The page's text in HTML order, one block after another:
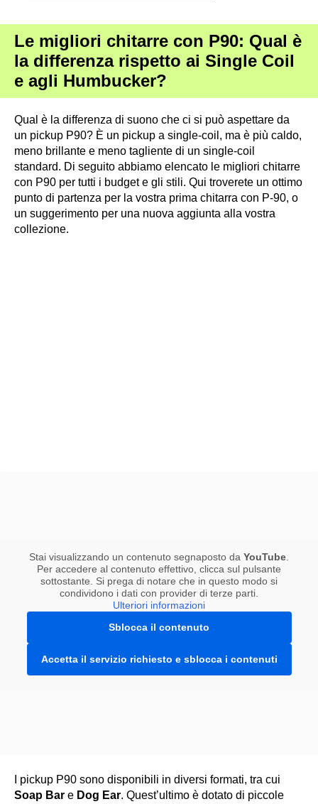
Le migliori chitarre con P90: Qual è
la differenza rispetto ai Single Coil
e agli Humbucker?
Qual è la differenza di suono che ci si può aspettare da
un pickup P90? È un pickup a single-coil, ma è più caldo,
meno brillante e meno tagliente di un single-coil
standard. Di seguito abbiamo elencato le migliori chitarre
con P90 per tutti i budget e gli stili. Qui troverete un ottimo
punto di partenza per la vostra prima chitarra con P-90, o
un suggerimento per una nuova aggiunta alla vostra
collezione.
Stai visualizzando un contenuto segnaposto da YouTube
Per accedere al contenuto effettivo, clicca sul pulsante
sottostante. Si prega di notare che in questo modo si
condividono i dati con provider di terze parti.
Ulteriori informazioni
Sblocca il contenuto
Accetta il servizio richiesto e sblocca i contenuti
I pickup P90 sono disponibili in diversi formati, tra cui
Soap Bar e Dog Ear. Quest’ultimo è dotato di piccole